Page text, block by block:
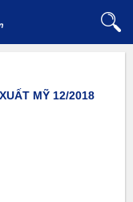
MỸ 12/2018